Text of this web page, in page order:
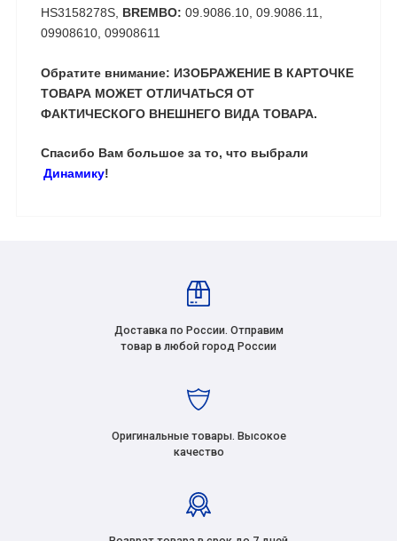
HS3158278S, BREMBO: 09.9086.10, 09.9086.11,
09908610, 09908611
Обратите внимание: ИЗОБРАЖЕНИЕ В КАРТОЧКЕ
ТОВАРА МОЖЕТ ОТЛИЧАТЬСЯ ОТ
ФАКТИЧЕСКОГО ВНЕШНЕГО ВИДА ТОВАРА.
Спасибо Вам большое за то, что выбрали
Динамику!
Доставка по России. Отправим
товар в любой город России
Оригинальные товары. Высокое
качество